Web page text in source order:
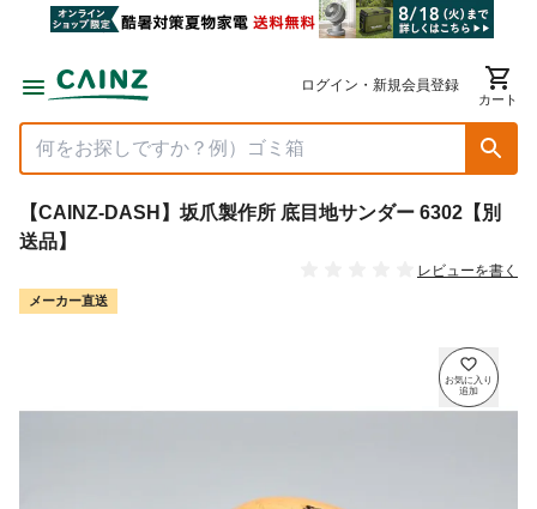
ログイン・新規会員登録
カート
【CAINZ-DASH】坂爪製作所 底目地サンダー 6302【別
送品】
レビューを書く
メーカー直送